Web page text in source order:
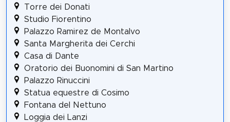
Torre dei Donati
Studio Fiorentino
Palazzo Ramirez de Montalvo
Santa Margherita dei Cerchi
Casa di Dante
Oratorio dei Buonomini di San Martino
Palazzo Rinuccini
Statua equestre di Cosimo
Fontana del Nettuno
Loggia dei Lanzi